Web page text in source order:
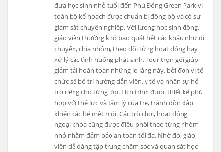
đưa học sinh nhỏ tuổi đến Phù Đổng Green Park vì
toàn bộ kế hoạch được chuẩn bị đồng bộ và có sự
giám sát chuyên nghiệp. Với lượng học sinh đông,
giáo viên thường khó bao quát hết các khâu như di
chuyển, chia nhóm, theo dõi từng hoạt động hay
xử lý các tình huống phát sinh. Tour trọn gói giúp
giảm tải hoàn toàn những lo lắng này, bởi đơn vị tổ
chức sẽ bố trí hướng dẫn viên, y tế và nhân sự hỗ
trợ riêng cho từng lớp. Lịch trình được thiết kế phù
hợp với thể lực và tâm lý của trẻ, tránh dồn dập
khiến các bé mệt mỏi. Các trò chơi, hoạt động
ngoại khóa cũng được điều phối theo từng nhóm
nhỏ nhằm đảm bảo an toàn tối đa. Nhờ đó, giáo
viên dễ dàng tập trung chăm sóc và quan sát học